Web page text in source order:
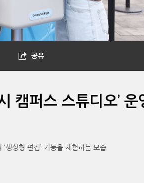
공유
캠퍼스 스튜디오’ 운
생성형 편집’ 기능을 체험하는 모습